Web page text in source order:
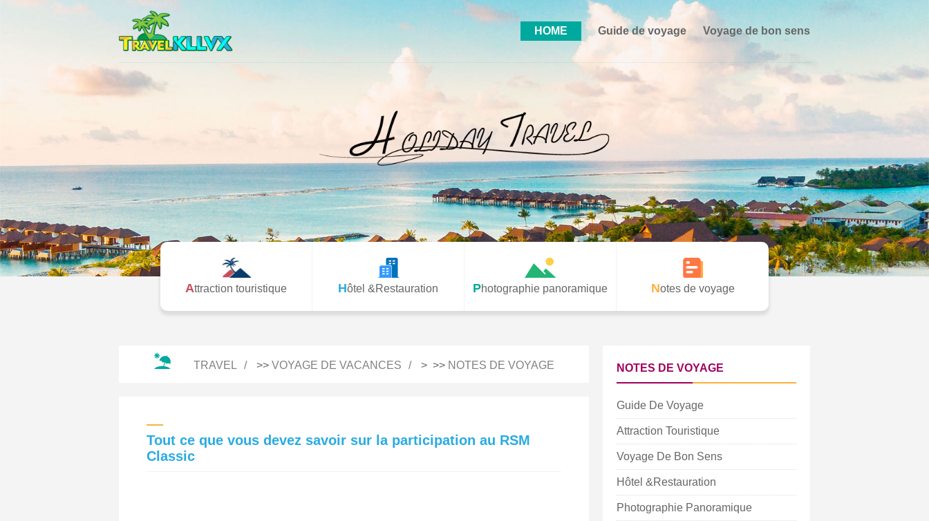
HOME Guide de voyage Voyage de bon sens
Attraction touristique Hôtel &Restauration Photographie panoramique Notes de voyage
TRAVEL >> VOYAGE DE VACANCES > >> NOTES DE VOYAGE
Tout ce que vous devez savoir sur la participation au RSM
Classic
NOTES DE VOYAGE
Guide De Voyage
Attraction Touristique
Voyage De Bon Sens
Hôtel &Restauration
Photographie Panoramique